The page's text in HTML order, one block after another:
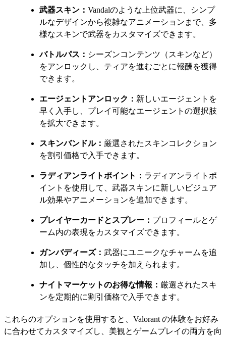
武器スキン： Vandalのような上位武器に、シンプ
ルなデザインから複雑なアニメーションまで、多
様なスキンで武器をカスタマイズできます。
バトルパス： シーズンコンテンツ（スキンなど）
をアンロックし、ティアを進むごとに報酬を獲得
できます。
エージェントアンロック： 新しいエージェントを
早く入手し、プレイ可能なエージェントの選択肢
を拡大できます。
スキンバンドル： 厳選されたスキンコレクション
を割引価格で入手できます。
ラディアンライトポイント： ラディアンライトポ
イントを使用して、武器スキンに新しいビジュア
ル効果やアニメーションを追加できます。
プレイヤーカードとスプレー： プロフィールとゲ
ーム内の表現をカスタマイズできます。
ガンバディーズ： 武器にユニークなチャームを追
加し、個性的なタッチを加えられます。
ナイトマーケットのお得な情報： 厳選されたスキ
ンを定期的に割引価格で入手できます。
これらのオプションを使用すると、Valorant の体験をお好み
に合わせてカスタマイズし、美観とゲームプレイの両方を向